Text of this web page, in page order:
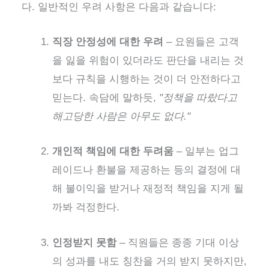
다. 일반적인 우려 사항은 다음과 같습니다:
직장 안정성에 대한 우려 – 요원들은 고객
을 잃을 위험이 있더라도 판단을 내리는 것
보다 규칙을 시행하는 것이 더 안전하다고
믿는다. 속담에 말하듯, "정책을 따랐다고
해고당한 사람은 아무도 없다."
개인적 책임에 대한 두려움 – 일부는 업그
레이드나 환불을 제공하는 등의 결정에 대
해 불이익을 받거나 재정적 책임을 지게 될
까봐 걱정한다.
인정받지 못함– 직원들은 종종 기대 이상
의 성과를 내도 칭찬을 거의 받지 못하지만,